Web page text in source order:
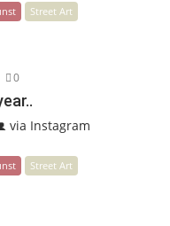
Street Art
0
via Instagram
Street Art